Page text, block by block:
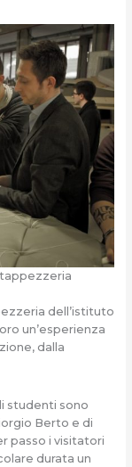
dell’istituto
un’esperienza
dalla
studenti sono
Berto e di
passo i visitatori
durata un